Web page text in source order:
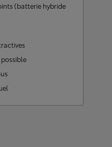
(batterie hybride